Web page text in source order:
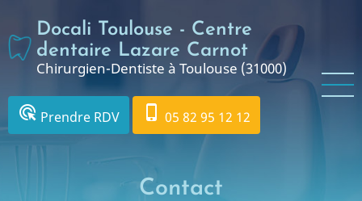
contenu
principal
Docali Toulouse - Centre
dentaire Lazare Carnot
Chirurgien-Dentiste à Toulouse (31000)
ads_click Prendre RDV phone_iphone 05 82 95 12 12
Contact